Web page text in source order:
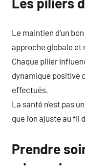
Le maintien d’un
approche globale et
Chaque pilier
dynamique positive
effectués.
La santé n’est pas
que l’on ajuste au fil
Prendre